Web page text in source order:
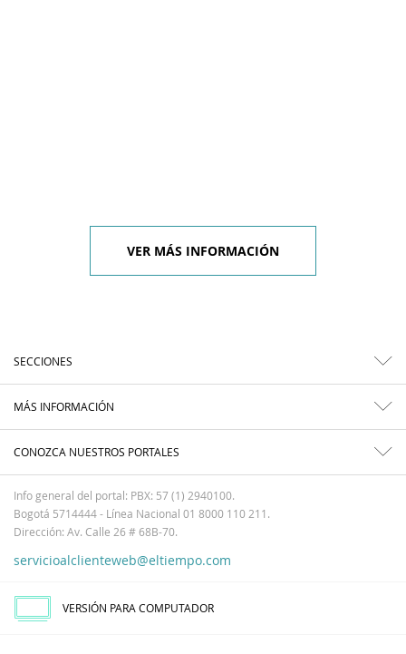
VER MÁS INFORMACIÓN
SECCIONES
MÁS INFORMACIÓN
CONOZCA NUESTROS PORTALES
Info general del portal: PBX: 57 (1) 2940100.
Bogotá 5714444 - Línea Nacional 01 8000 110 211.
Dirección: Av. Calle 26 # 68B-70.
servicioalclienteweb@eltiempo.com
VERSIÓN PARA COMPUTADOR